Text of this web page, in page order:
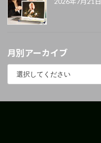
月別アーカイブ